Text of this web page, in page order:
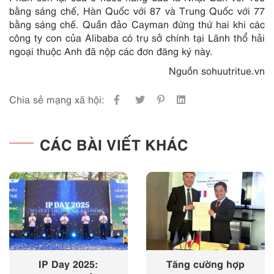
bằng sáng chế, Hàn Quốc với 87 và Trung Quốc với 77
bằng sáng chế. Quần đảo Cayman đứng thứ hai khi các
công ty con của Alibaba có trụ sở chính tại Lãnh thổ hải
ngoại thuộc Anh đã nộp các đơn đăng ký này.
Nguồn sohuutritue.vn
Chia sẻ mạng xã hội:
CÁC BÀI VIẾT KHÁC
IP Day 2025:
Tăng cường hợp